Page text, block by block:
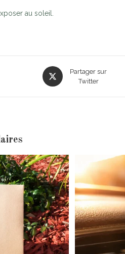
au soleil.
Partager sur
Twitter